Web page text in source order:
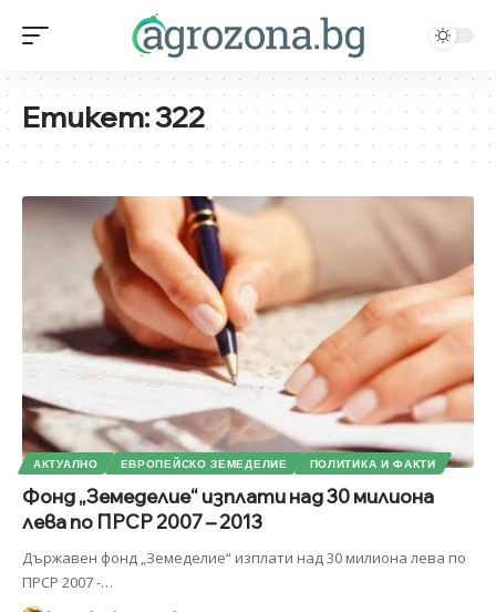
Етикет:322
АКТУАЛНО ЕВРОПЕЙСКО ЗЕМЕДЕЛИЕ ПОЛИТИКА И ФАКТИ
Фонд „Земеделие“ изплати над 30 милиона
лева по ПРСР 2007 – 2013
Държавен фонд „Земеделие“ изплати над 30 милиона лева по
ПРСР 2007 -…